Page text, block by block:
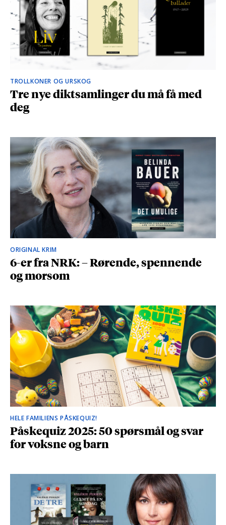
TROLLKONER OG URSKOG
Tre nye diktsamlinger du må få med
deg
ORIGINAL KRIM
6-er fra NRK: – Rørende, spennende
og morsom
HELE FAMILIENS PÅSKEQUIZ!
Påskequiz 2025: 50 spørsmål og svar
for voksne og barn